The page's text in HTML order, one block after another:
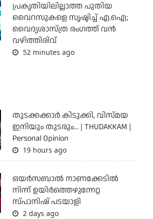
പ്രകൃതിയിലില്ലാത്ത പുതിയ
വൈറസുകളെ സൃഷ്ടിച്ച് എ.ഐ;
വൈദ്യശാസ്ത്ര രംഗത്ത് വന്‍
വഴിത്തിരിവ്
52 minutes ago
തുടക്കക്കാര്‍ കിടുക്കി, വിസ്മയ
ഇനിയും തുടരും... | THUDAKKAM |
Personal Opinion
19 hours ago
ഒയര്‍സബാൽ നാണക്കേടിൽ
നിന്ന് ഉയിർത്തെഴുന്നേറ്റ
സ്പാനിഷ് പടയാളി
2 days ago